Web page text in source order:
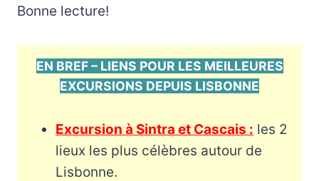
Bonne lecture!
EN BREF – LIENS POUR LES MEILLEURES
EXCURSIONS DEPUIS LISBONNE
Excursion à Sintra et Cascais : les 2
lieux les plus célèbres autour de
Lisbonne.